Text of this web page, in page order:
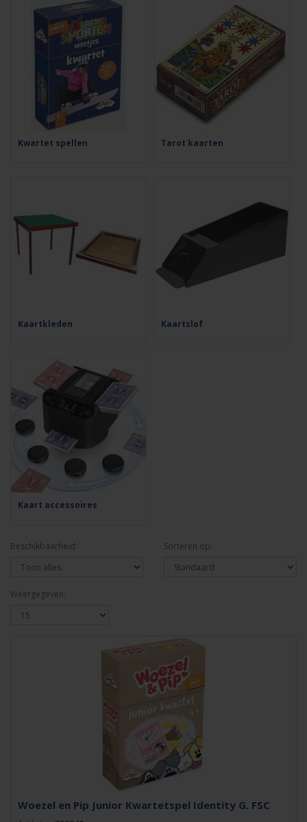
Kwartet spellen Tarot kaarten
Kaartkleden Kaartslof
Kaart accessoires
Beschikbaarheid: Sorteren op:
Weergegeven:
Woezel en Pip Junior Kwartetspel Identity G. FSC